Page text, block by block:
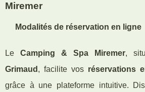
Miremer
Modalités de réservation en ligne
LeCamping & Spa Miremer,
Grimaud , facilite vos réservations
grâce à une plateforme intuitive.